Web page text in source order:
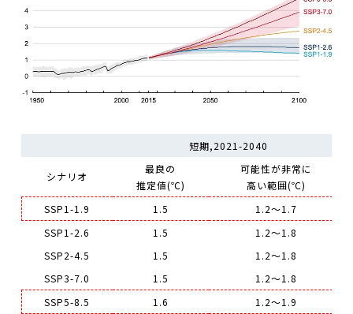
短期,2021-2040
シナリオ
最良の
推定値(℃)
可能性が非常に
高い範囲(℃)
SSP1-1.9
1.5
1.2～1.7
SSP1-2.6
1.5
1.2～1.8
SSP2-4.5
1.5
1.2～1.8
SSP3-7.0
1.5
1.2～1.8
SSP5-8.5
1.6 1.2～1.9